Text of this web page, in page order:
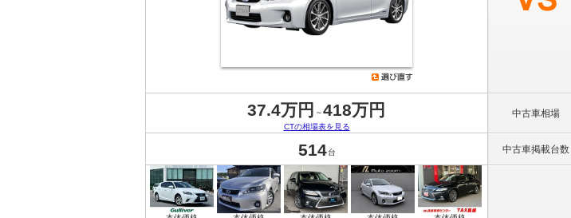
37.4万円 ～418万円
CTの相場表を見る
中古車相場
514 台 中古車掲載台数